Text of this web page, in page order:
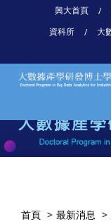
興大首頁 /
資科所
/ 大
首頁 最新消息